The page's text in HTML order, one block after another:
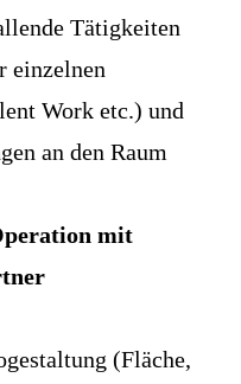
Tätigkeiten
einzelnen
Work etc.) und
an den Raum
mit
(Fläche,